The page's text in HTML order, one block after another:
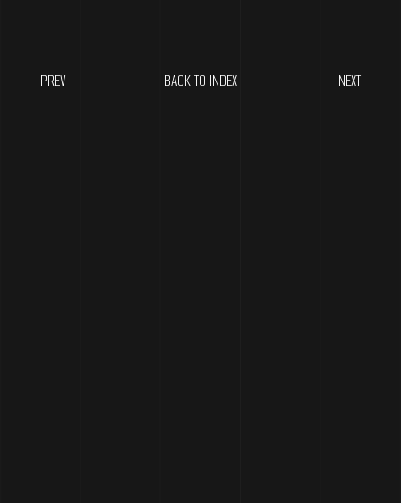
PREV BACK TO INDEX NEXT